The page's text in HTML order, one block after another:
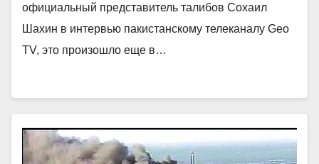
официальный представитель талибов Сохаил
Шахин в интервью пакистанскому телеканалу Geo
TV, это произошло еще в…